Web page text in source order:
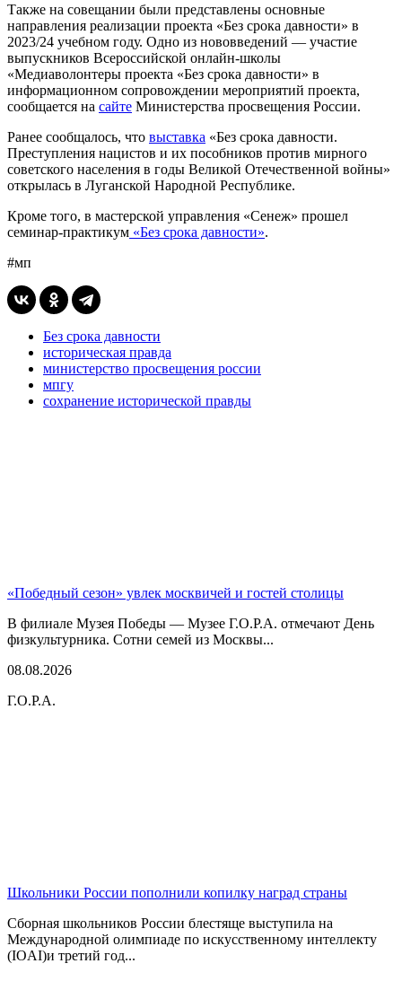
Также на совещании были представлены основные
направления реализации проекта «Без срока давности» в
2023/24 учебном году. Одно из нововведений — участие
выпускников Всероссийской онлайн-школы
«Медиаволонтеры проекта «Без срока давности» в
информационном сопровождении мероприятий проекта,
сообщается на сайте Министерства просвещения России.
Ранее сообщалось, что выставка «Без срока давности.
Преступления нацистов и их пособников против мирного
советского населения в годы Великой Отечественной войны»
открылась в Луганской Народной Республике.
Кроме того, в мастерской управления «Сенеж» прошел
семинар-практикум «Без срока давности».
#мп
Без срока давности
историческая правда
министерство просвещения россии
мпгу
сохранение исторической правды
«Победный сезон» увлек москвичей и гостей столицы
В филиале Музея Победы — Музее Г.О.Р.А. отмечают День
физкультурника. Сотни семей из Москвы...
08.08.2026
Г.О.Р.А.
Школьники России пополнили копилку наград страны
Сборная школьников России блестяще выступила на
Международной олимпиаде по искусственному интеллекту
(IOAI)и третий год...